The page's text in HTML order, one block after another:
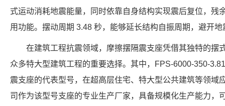
式运动消耗地震能量，同时依靠自身结构实现震后复位，残
用功能。摆动周期 3.48 秒，能够延长结构自振周期，避开
在建筑工程抗震领域，摩擦摆隔震支座凭借其独特的摆
众多特大型建筑工程的重要选择。其中，FPS-6000-350-
震支座的代表型号，在超高层住宅、特大型公共建筑等领域
司作为该型号支座的专业生产厂家，具备规模化生产能力，